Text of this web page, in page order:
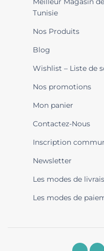
Tunisie
Nos Produits
Blog
Wishlist – Liste de
Nos promotions
Mon panier
Contactez-Nous
Inscription
Newsletter
Les modes de
Les modes de